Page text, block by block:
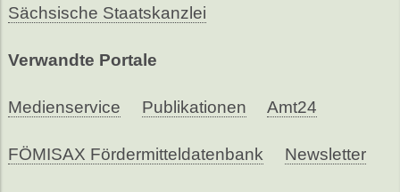
Sächsische Staatskanzlei
Verwandte Portale
Medienservice Publikationen Amt24
FÖMISAX Fördermitteldatenbank Newsletter